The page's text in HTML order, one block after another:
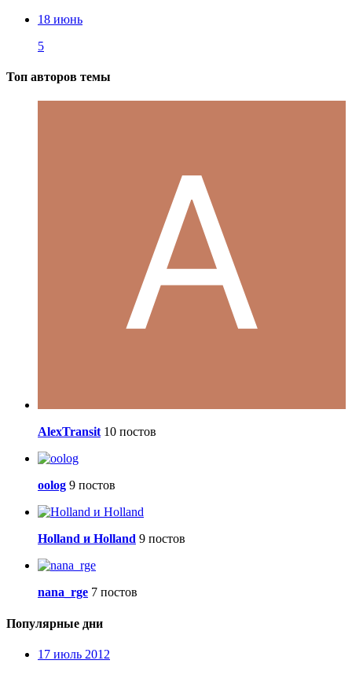
18 июнь
5
Топ авторов темы
AlexTransit 10 постов
oolog 9 постов
Holland и Holland 9 постов
nana_rge 7 постов
Популярные дни
17 июль 2012